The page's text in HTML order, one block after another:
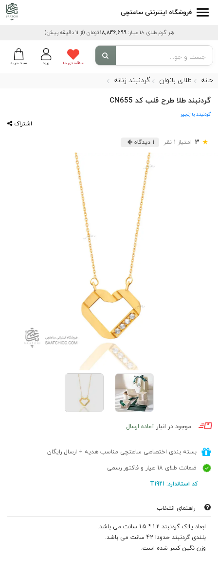
فروشگاه اینترنتی ساعتچی
هر گرم طلای 18 عیار: 18,846,699تومان (از 11 دقیقه پیش)
سبد خرید ورود علاقمندی ها
خانه طلای بانوان گردنبند زنانه
گردنبند طلا طرح قلب کد CN655
گردنبند با زنجیر
اشتراک
★
3 امتیاز 1 نظر 1 دیدگاه
موجود در انبار آماده ارسال
بسته بندی اختصاصی ساعتچی مناسب هدیه + ارسال رایگان
ضمانت طلای 18 عیار و فاکتور رسمی
کد استاندارد: T1921
راهنمای انتخاب
ابعاد پلاک گردنبند 1.2 * 1.5 سانت می باشد.
بلندی گردنبند حدودا 42 سانت می باشد.
وزن نگین کسر شده است.